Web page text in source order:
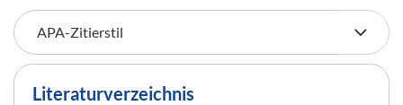
Literaturverzeichnis